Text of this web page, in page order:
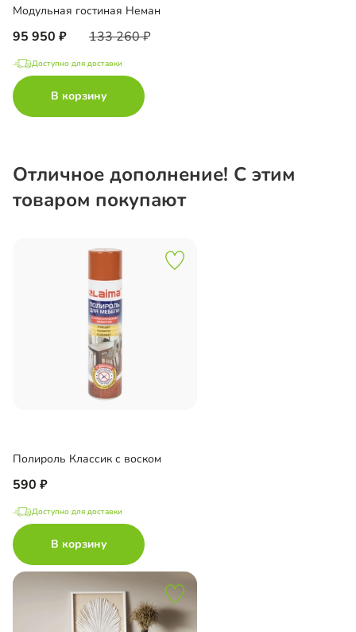
Модульная гостиная Неман
95 950 133 260
Доступно для доставки
В корзину
Отличное дополнение! С этим
товаром покупают
Полироль Классик с воском
590
Доступно для доставки
В корзину